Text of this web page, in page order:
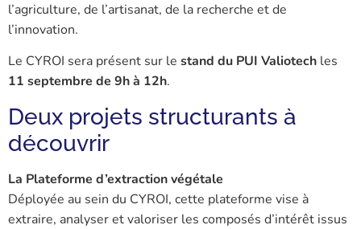
l’agriculture, de l’artisanat, de la recherche et de
l’innovation.
Le CYROI sera présent sur le stand du PUI Valiotech les
11 septembre de 9h à 12h.
Deux projets structurants à
découvrir
La Plateforme d’extraction végétale
Déployée au sein du CYROI, cette plateforme vise à
extraire, analyser et valoriser les composés d’intérêt issus